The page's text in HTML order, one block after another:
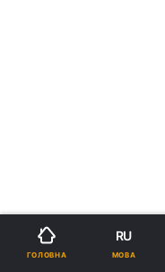
ГОЛОВНА
RU
МОВА